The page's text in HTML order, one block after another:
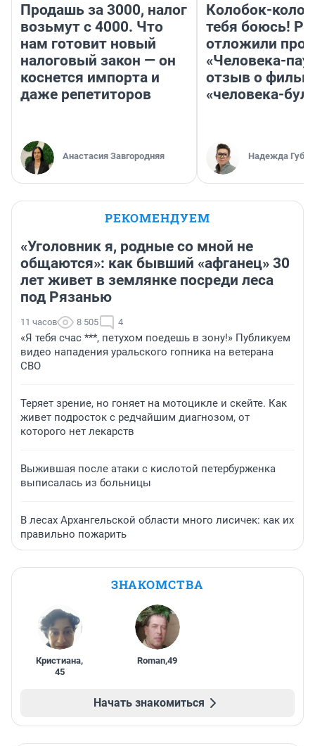
Продашь за 3000, налог
возьмут с 4000. Что
нам готовит новый
налоговый закон — он
коснется импорта и
даже репетиторов
Анастасия Завгородняя
Колобок-
тебя боюсь!
отложили
«Человека-
отзыв о
«человека-
Надежда
РЕКОМЕНДУЕМ
«Уголовник я, родные со мной не
общаются»: как бывший «афганец» 30
лет живет в землянке посреди леса
под Рязанью
11 часов 8 505 4
«Я тебя счас ***, петухом поедешь в зону!» Публикуем
видео нападения уральского гопника на ветерана
СВО
Теряет зрение, но гоняет на мотоцикле и скейте. Как
живет подросток с редчайшим диагнозом, от
которого нет лекарств
Выжившая после атаки с кислотой петербурженка
выписалась из больницы
В лесах Архангельской области много лисичек: как их
правильно пожарить
ЗНАКОМСТВА
Кристиана,
45
Roman,49
Начать знакомиться